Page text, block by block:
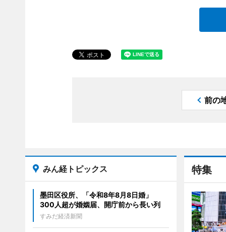
前の
特集
みん経トピックス
墨田区役所、「令和8年8月8日婚」
300人超が婚姻届、開庁前から長い列
すみだ経済新聞